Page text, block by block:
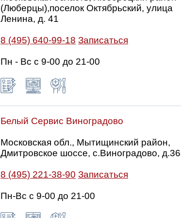
(Люберцы),поселок Октябрьский, улица
Ленина, д. 41
8 (495) 640-99-18 Записаться
Пн - Вс с 9-00 до 21-00
Белый Сервис Виноградово
Московская обл., Мытищинский район,
Дмитровское шоссе, с.Виноградово,
8 (495) 221-38-90 Записаться
Пн-Вс с 9-00 до 21-00